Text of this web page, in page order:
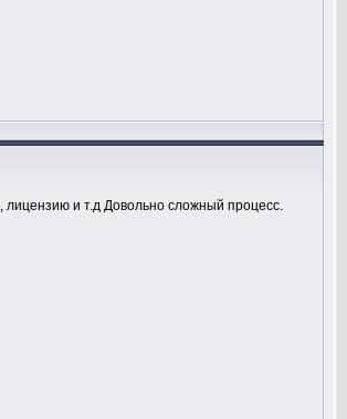
лицензию и т.д Довольно сложный процесс.